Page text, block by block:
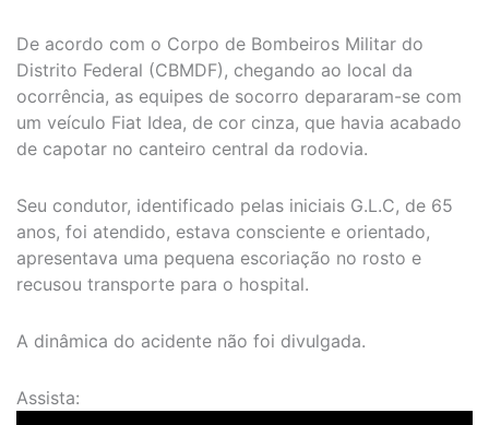
De acordo com o Corpo de Bombeiros Militar do
Distrito Federal (CBMDF), chegando ao local da
ocorrência, as equipes de socorro depararam-se com
um veículo Fiat Idea, de cor cinza, que havia acabado
de capotar no canteiro central da rodovia.
Seu condutor, identificado pelas iniciais G.L.C, de 65
anos, foi atendido, estava consciente e orientado,
apresentava uma pequena escoriação no rosto e
recusou transporte para o hospital.
A dinâmica do acidente não foi divulgada.
Assista: